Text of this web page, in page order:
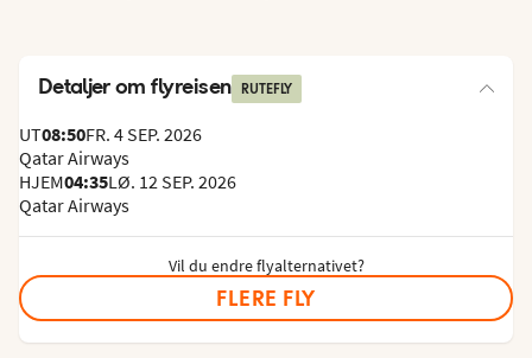
Detaljer om flyreisen RUTEFLY
UT08:50FR. 4 SEP. 2026
Qatar Airways
HJEM04:35LØ. 12 SEP. 2026
Qatar Airways
Vil du endre flyalternativet?
FLERE FLY